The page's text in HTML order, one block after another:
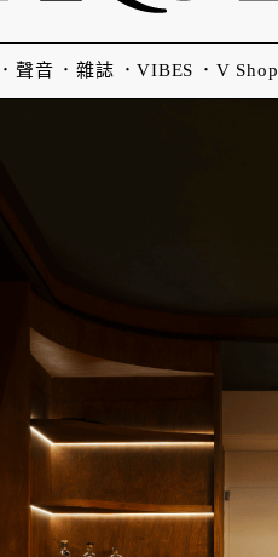
聲音 雜誌 VIBES V Shop